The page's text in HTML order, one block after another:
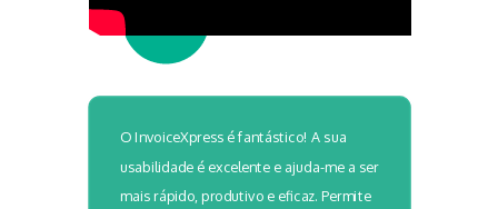
O InvoiceXpress é fantástico! A sua
usabilidade é excelente e ajuda-me a ser
mais rápido, produtivo e eficaz. Permite